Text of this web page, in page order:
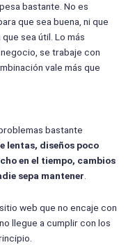
bastante. No es
que sea buena, ni que
sea útil. Lo más
se trabaje con
vale más que
bastante
lentas, diseños poco
en el tiempo, cambios
sepa mantener
web que no encaje con
llegue a cumplir con los